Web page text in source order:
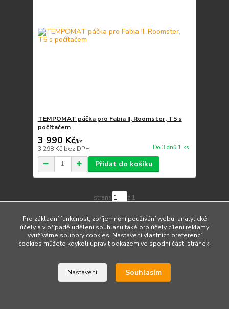
TEMPOMAT páčka pro Fabia II, Roomster, T5 s
počítačem
3 990 Kč/ks
3 298 Kč bez DPH Do 3 dnů 1 ks
Přidat do košíku
strana z 1
Upravit sběr cookies.
Pro základní funkčnost, zpříjemnění používání webu, analytické
účely a v případě udělení souhlasu také pro účely cílení reklamy
využíváme soubory cookies. Nastavení vlastních preferencí
cookies můžete kdykoli upravit odkazem ve spodní části stránek.
Nastavení Souhlasím